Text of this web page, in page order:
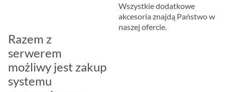
Wszystkie dodatkowe
akcesoria znajdą Państwo w
naszej ofercie.
Razem z
serwerem
możliwy jest zakup
systemu